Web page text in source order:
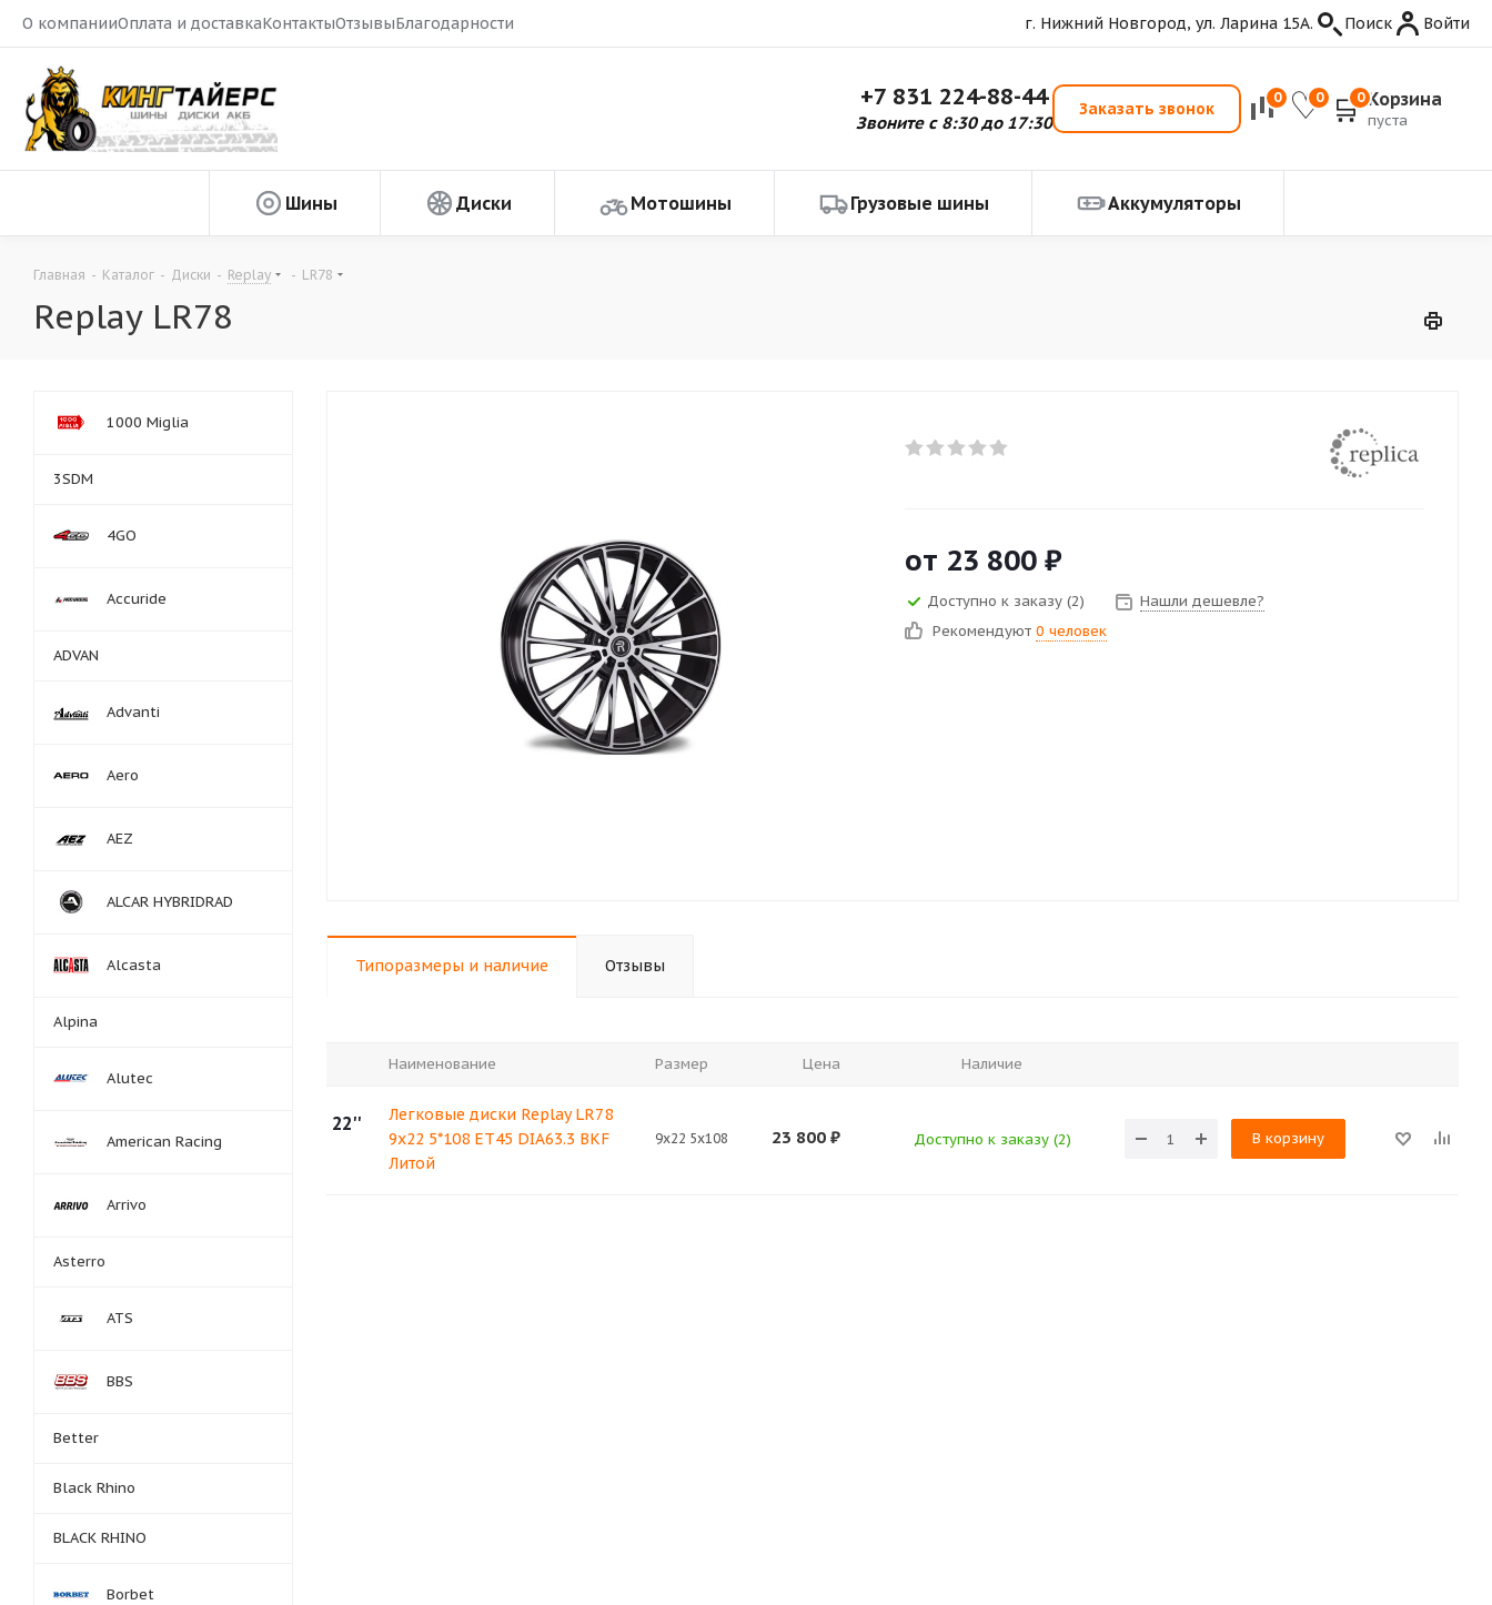
О компанииОплата и доставкаКонтактыОтзывыБлагодарности г. Нижний Новгород, ул. Ларина 15А. Поиск Войти
+7 831 224-88-44
Звоните с 8:30 до 17:30
Заказать звонок
0 0 0 Корзина
пуста
Шины Диски Мотошины Грузовые шины Аккумуляторы
Главная - Каталог - Диски - Replay - LR78
Replay LR78
от 23 800 ₽
Доступно к заказу (2)
Нашли дешевле?
Рекомендуют 0 человек
Типоразмеры и наличие Отзывы
Наименование Размер Цена Наличие
22''
Легковые диски Replay LR78
9x22 5*108 ET45 DIA63.3 BKF
Литой
9x22 5x108 23 800 ₽ Доступно к заказу (2) В корзину
1000 Miglia
3SDM
4GO
Accuride
ADVAN
Advanti
Aero
AEZ
ALCAR HYBRIDRAD
Alcasta
Alpina
Alutec
American Racing
Arrivo
Asterro
ATS
BBS
Better
Black Rhino
BLACK RHINO
Borbet